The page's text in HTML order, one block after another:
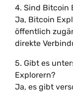
4. Sind Bitcoin
Ja, Bitcoin
öffentlich
direkte
5. Gibt es
Explorern?
Ja, es gibt